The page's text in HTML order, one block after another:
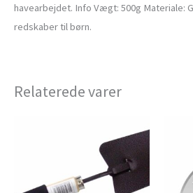
havearbejdet. Info Vægt: 500g Materiale:
redskaber til børn.
Relaterede varer